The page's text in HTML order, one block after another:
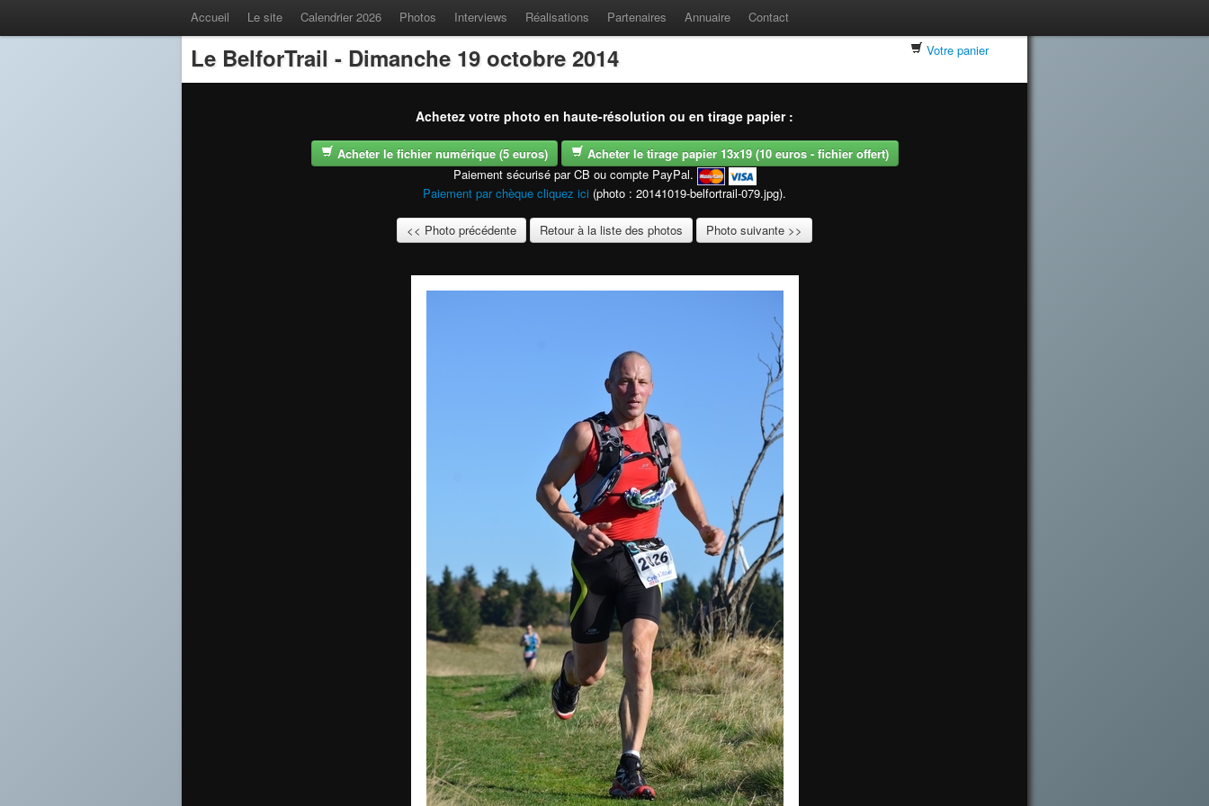
Accueil Le site Calendrier 2026 Photos Interviews Réalisations Partenaires Annuaire Contact
Le BelforTrail - Dimanche 19 octobre 2014 Votre panier
Achetez votre photo en haute-résolution ou en tirage papier :
Acheter le fichier numérique (5 euros)
Acheter le tirage papier 13x19 (10 euros - fichier offert)
Paiement sécurisé par CB ou compte PayPal.
Paiement par chèque cliquez ici (photo : 20141019-belfortrail-079.jpg).
<< Photo précédente Retour à la liste des photos Photo suivante >>